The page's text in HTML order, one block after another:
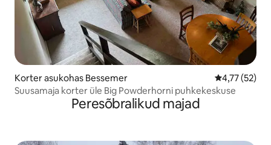
Korter asukohas Bessemer Keskmine
4,77 (52)
Suusamaja korter üle Big Powderhorni puhkekeskuse
Peresõbralikud majad